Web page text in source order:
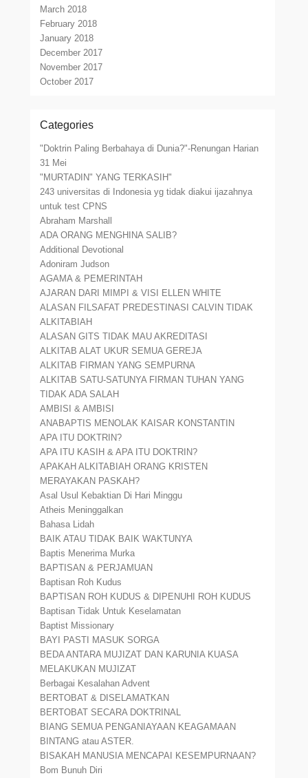
March 2018
February 2018
January 2018
December 2017
November 2017
October 2017
Categories
"Doktrin Paling Berbahaya di Dunia?"-Renungan Harian
31 Mei
"MURTADIN" YANG TERKASIH"
243 universitas di Indonesia yg tidak diakui ijazahnya
untuk test CPNS
Abraham Marshall
ADA ORANG MENGHINA SALIB?
Additional Devotional
Adoniram Judson
AGAMA & PEMERINTAH
AJARAN DARI MIMPI & VISI ELLEN WHITE
ALASAN FILSAFAT PREDESTINASI CALVIN TIDAK
ALKITABIAH
ALASAN GITS TIDAK MAU AKREDITASI
ALKITAB ALAT UKUR SEMUA GEREJA
ALKITAB FIRMAN YANG SEMPURNA
ALKITAB SATU-SATUNYA FIRMAN TUHAN YANG
TIDAK ADA SALAH
AMBISI & AMBISI
ANABAPTIS MENOLAK KAISAR KONSTANTIN
APA ITU DOKTRIN?
APA ITU KASIH & APA ITU DOKTRIN?
APAKAH ALKITABIAH ORANG KRISTEN
MERAYAKAN PASKAH?
Asal Usul Kebaktian Di Hari Minggu
Atheis Meninggalkan
Bahasa Lidah
BAIK ATAU TIDAK BAIK WAKTUNYA
Baptis Menerima Murka
BAPTISAN & PERJAMUAN
Baptisan Roh Kudus
BAPTISAN ROH KUDUS & DIPENUHI ROH KUDUS
Baptisan Tidak Untuk Keselamatan
Baptist Missionary
BAYI PASTI MASUK SORGA
BEDA ANTARA MUJIZAT DAN KARUNIA KUASA
MELAKUKAN MUJIZAT
Berbagai Kesalahan Advent
BERTOBAT & DISELAMATKAN
BERTOBAT SECARA DOKTRINAL
BIANG SEMUA PENGANIAYAAN KEAGAMAAN
BINTANG atau ASTER.
BISAKAH MANUSIA MENCAPAI KESEMPURNAAN?
Bom Bunuh Diri